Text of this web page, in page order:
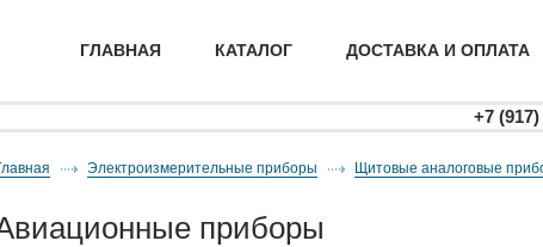
ГЛАВНАЯ КАТАЛОГ ДОСТАВКА И ОПЛАТА
+7
Главная Электроизмерительные приборы щитовые аналоговые
авиационные приборы